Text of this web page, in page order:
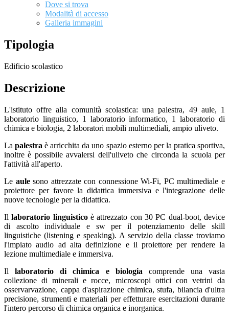
Dove si trova
Modalità di accesso
Galleria immagini
Tipologia
Edificio scolastico
Descrizione
L'istituto offre alla comunità scolastica: una palestra, 49 aule, 1
laboratorio linguistico, 1 laboratorio informatico, 1 laboratorio di
chimica e biologia, 2 laboratori mobili multimediali, ampio uliveto.
Lapalestra è arricchita da uno spazio esterno per la pratica sportiva,
inoltre è possibile avvalersi dell'uliveto che circonda la scuola per
l'attività all'aperto.
Le aulesono attrezzate con connessione Wi-Fi, PC multimediale e
proiettore per favore la didattica immersiva e l'integrazione delle
nuove tecnologie per la didattica.
Illaboratorio linguisticoè attrezzato con 30 PC dual-boot, device
di ascolto individuale e sw per il potenziamento delle skill
linguistiche (listening e speaking). A servizio della classe troviamo
l'impiato audio ad alta definizione e il proiettore per rendere la
lezione multimediale e immersiva.
Illaboratorio di chimica e biologia comprende una vasta
collezione di minerali e rocce, microscopi ottici con vetrini da
osservarvazione, cappa d'aspirazione chimica, stufa, bilancia d'ultra
precisione, strumenti e materiali per effetturare esercitazioni durante
l'intero percorso di chimica organica e inorganica.